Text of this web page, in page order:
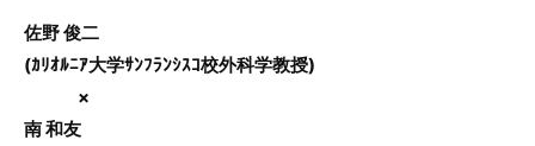
o
k
佐野 俊二
(ｶﾘｵﾙﾆｱ大学ｻﾝﾌﾗﾝｼｽｺ校外科学教授)
×
南 和友